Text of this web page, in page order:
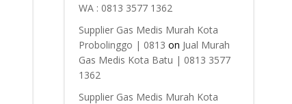
WA : 0813 3577 1362
Supplier Gas Medis Murah Kota
Probolinggo | 0813 on Jual Murah
Gas Medis Kota Batu | 0813 3577
1362
Supplier Gas Medis Murah Kota